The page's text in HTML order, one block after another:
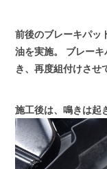
前後のブレーキパッ
油を実施。
ブレー
き、再度組付けさせ
施工後は、鳴きは起